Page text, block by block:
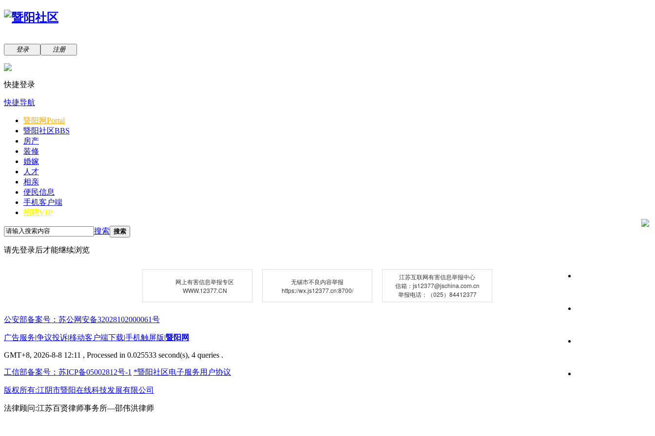
登录 注册
快捷登录
快捷导航
暨阳网Portal
暨阳社区BBS
房产
装修
婚嫁
人才
相亲
便民信息
手机客户端
招聘VIP
搜索 搜索
请先登录后才能继续浏览
网上有害信息举报专区
WWW.12377.CN
无锡市不良内容举报
https://wx.js12377.cn:8700/
江苏互联网有害信息举报中心
信箱：js12377@jschina.com.cn
举报电话：（025）84412377
公安部备案号：苏公网安备32028102000061号
广告服务|争议投诉|移动客户端下载|手机触屏版|暨阳网
GMT+8, 2026-8-8 12:11 , Processed in 0.025533 second(s), 4 queries .
工信部备案号：苏ICP备05002812号-1 *暨阳社区电子服务用户协议
版权所有:江阴市暨阳在线科技发展有限公司
法律顾问:江苏百贤律师事务所—邵伟洪律师